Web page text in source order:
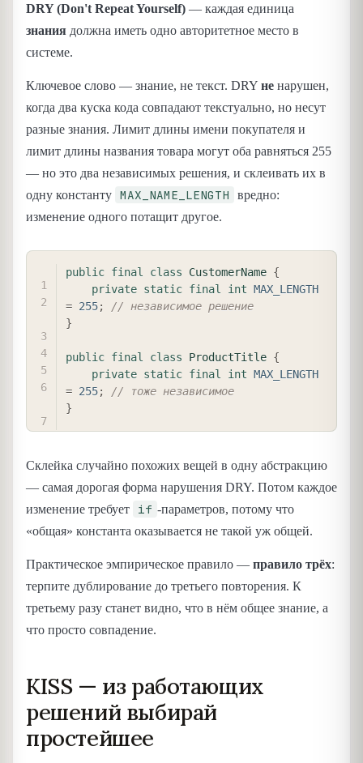
DRY (Don't Repeat Yourself) — каждая единица
знания должна иметь одно авторитетное место в
системе.
Ключевое слово — знание, не текст. DRY не нарушен,
когда два куска кода совпадают текстуально, но несут
разные знания. Лимит длины имени покупателя и
лимит длины названия товара могут оба равняться 255
— но это два независимых решения, и склеивать их в
одну константу MAX_NAME_LENGTH
вредно:
изменение одного потащит другое.
public final class CustomerName {
private static final int MAX_LENGTH
= 255;
// независимое решение
}
public final class ProductTitle {
private static final int MAX_LENGTH
= 255;
// тоже независимое
}
Склейка случайно похожих вещей в одну абстракцию
— самая дорогая форма нарушения DRY. Потом каждое
изменение требует
if -параметров, потому что
«общая» константа оказывается не такой уж общей.
Практическое эмпирическое правило — правило трёх:
терпите дублирование до третьего повторения. К
третьему разу станет видно, что в нём общее знание, а
что просто совпадение.
KISS — из работающих
решений выбирай
простейшее